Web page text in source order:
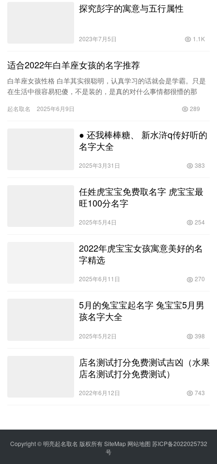
探究彭字的寓意与五行属性
2023年7月5日 1.1K
适合2022年白羊座女孩的名字推荐
白羊座女孩性格 白羊其实很聪明，认真学习的话就会是学霸。只是
在生活中很容易犯傻，不是装的，是真的对什么事情都很懵的那
女生洒…
起名取名 2025年6月9日 289
● 还我棒棒糖、 新水浒q传好听的
名字大全
2025年3月31日 383
任姓虎宝宝免费取名字 虎宝宝最
旺100分名字
2025年5月4日 254
2022年虎宝宝女孩寓意美好的名
字精选
2025年6月11日 270
5月的兔宝宝起名字 兔宝宝5月男
孩名字大全
2025年5月2日 398
店名测试打分免费测试吉凶（水果
店名测试打分免费测试）
2022年6月12日 743
Copyright © 明亮起名取名 版权所有SiteMap 网站地图 苏ICP备2022025732
号